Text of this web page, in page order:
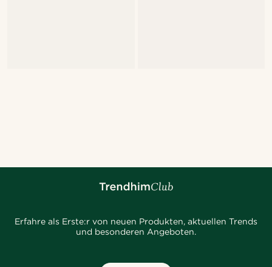
Erfahre als Erste:r von neuen Produkten, aktuellen Trends
und besonderen Angeboten.